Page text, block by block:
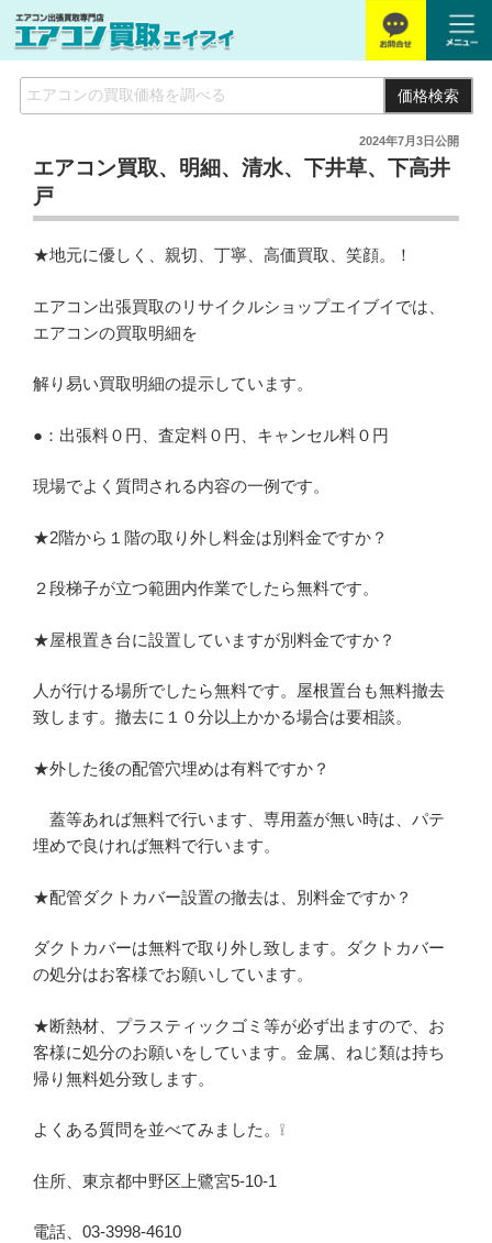
価格検索
2024年7月3日公開
エアコン買取、明細、清水、下井草、下高井
戸
★地元に優しく、親切、丁寧、高価買取、笑顔。！
エアコン出張買取のリサイクルショップエイブイでは、
エアコンの買取明細を
解り易い買取明細の提示しています。
●：出張料０円、査定料０円、キャンセル料０円
現場でよく質問される内容の一例です。
★2階から１階の取り外し料金は別料金ですか？
２段梯子が立つ範囲内作業でしたら無料です。
★屋根置き台に設置していますが別料金ですか？
人が行ける場所でしたら無料です。屋根置台も無料撤去
致します。撤去に１０分以上かかる場合は要相談。
★外した後の配管穴埋めは有料ですか？
蓋等あれば無料で行います、専用蓋が無い時は、パテ
埋めで良ければ無料で行います。
★配管ダクトカバー設置の撤去は、別料金ですか？
ダクトカバーは無料で取り外し致します。ダクトカバー
の処分はお客様でお願いしています。
★断熱材、プラスティックゴミ等が必ず出ますので、お
客様に処分のお願いをしています。金属、ねじ類は持ち
帰り無料処分致します。
よくある質問を並べてみました。❕
住所、東京都中野区上鷺宮5-10-1
電話、03-3998-4610